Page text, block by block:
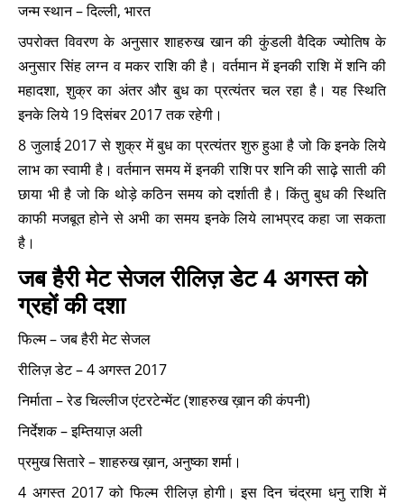
जन्म स्थान – दिल्ली, भारत
उपरोक्त विवरण के अनुसार शाहरुख खान की कुंडली वैदिक ज्योतिष के
अनुसार सिंह लग्न व मकर राशि की है। वर्तमान में इनकी राशि में शनि की
महादशा, शुक्र का अंतर और बुध का प्रत्यंतर चल रहा है। यह स्थिति
इनके लिये 19 दिसंबर 2017 तक रहेगी।
8 जुलाई 2017 से शुक्र में बुध का प्रत्यंतर शुरु हुआ है जो कि इनके लिये
लाभ का स्वामी है। वर्तमान समय में इनकी राशि पर शनि की साढ़े साती की
छाया भी है जो कि थोड़े कठिन समय को दर्शाती है। किंतु बुध की स्थिति
काफी मजबूत होने से अभी का समय इनके लिये लाभप्रद कहा जा सकता
है।
जब हैरी मेट सेजल रीलिज़ डेट 4 अगस्त को
ग्रहों की दशा
फिल्म – जब हैरी मेट सेजल
रीलिज़ डेट – 4 अगस्त 2017
निर्माता – रेड चिल्लीज एंटरटेन्मेंट (शाहरुख ख़ान की कंपनी)
निर्देशक – इम्तियाज़ अली
प्रमुख सितारे – शाहरुख ख़ान, अनुष्का शर्मा।
4 अगस्त 2017 को फिल्म रीलिज़ होगी। इस दिन चंद्रमा धनु राशि में